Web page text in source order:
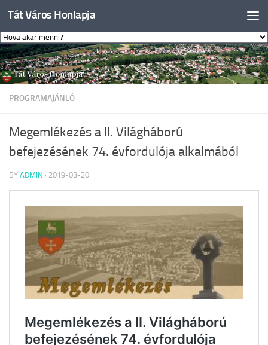
Skip to content
Tát Város Honlapja
PROGRAMAJÁNLÓ
Megemlékezés a II. Világháború
befejezésének 74. évfordulója alkalmából
BY ADMIN · 2019-03-20